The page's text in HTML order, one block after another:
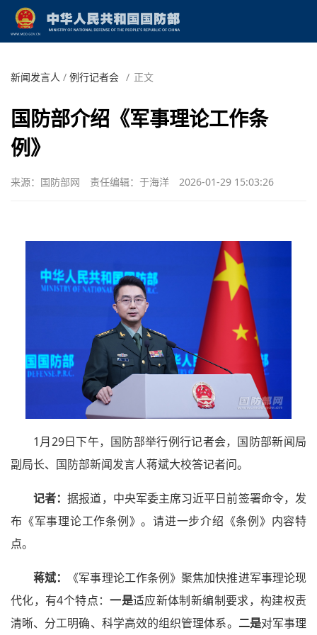
新闻发言人 / 例行记者会 / 正文
国防部介绍《军事理论工作条
例》
来源：国防部网 责任编辑：于海洋 2026-01-29 15:03:26
1月29日下午，国防部举行例行记者会，国防部新闻局
副局长、国防部新闻发言人蒋斌大校答记者问。
记者：据报道，中央军委主席习近平日前签署命令，发
布《军事理论工作条例》。请进一步介绍《条例》内容特
点。
蒋斌：
《军事理论工作条例》聚焦加快推进军事理论现
代化，有4个特点：一是适应新体制新编制要求，构建权责
清晰、分工明确、科学高效的组织管理体系。 二是对军事理